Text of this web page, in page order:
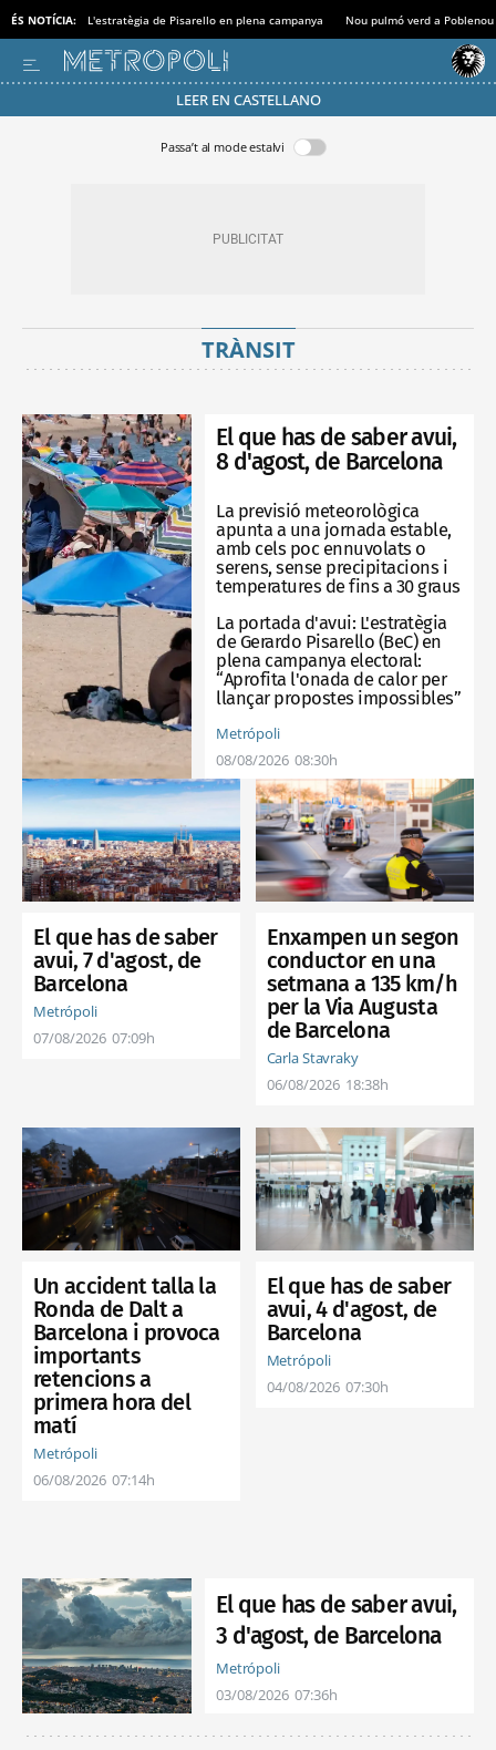
ÉS NOTÍCIA: L'estratègia de Pisarello en plena campanya Nou pulmó verd a Poblenou
LEER EN CASTELLANO
Passa’t al mode estalvi
TRÀNSIT
El que has de saber avui,
8 d'agost, de Barcelona
La previsió meteorològica
apunta a una jornada estable,
amb cels poc ennuvolats o
serens, sense precipitacions i
temperatures de fins a 30 graus
La portada d'avui: L'estratègia
de Gerardo Pisarello (BeC) en
plena campanya electoral:
“Aprofita l'onada de calor per
llançar propostes impossibles”
Metrópoli
08/08/2026 08:30h
El que has de saber
avui, 7 d'agost, de
Barcelona
Metrópoli
07/08/2026 07:09h
Enxampen un segon
conductor en una
setmana a 135 km/h
per la Via Augusta
de Barcelona
Carla Stavraky
06/08/2026 18:38h
Un accident talla la
Ronda de Dalt a
Barcelona i provoca
importants
retencions a
primera hora del
matí
Metrópoli
06/08/2026 07:14h
El que has de saber
avui, 4 d'agost, de
Barcelona
Metrópoli
04/08/2026 07:30h
El que has de saber avui,
3 d'agost, de Barcelona
Metrópoli
03/08/2026 07:36h